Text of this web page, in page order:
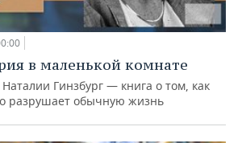
в маленькой комнате
Гинзбург — книга о том, как
разрушает обычную жизнь